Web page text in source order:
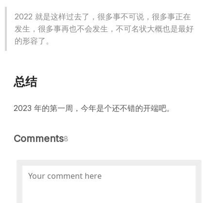
2022 就是这样过去了，很多事不可说，很多事正在
发生，很多事再也不会发生，不可名状大概也是最好
的形容了。
总结
2023 年的第一周，今年是个还不错的开端吧。
Comments8